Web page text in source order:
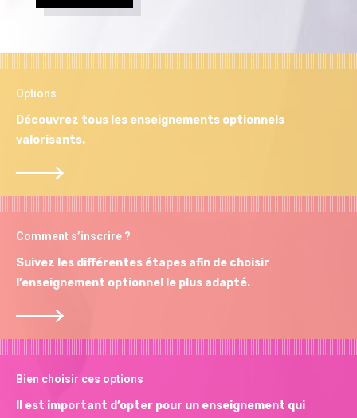
Options
Découvrez tous les enseignements optionnels
valorisants.
Comment s’inscrire ?
Suivez les différentes étapes afin de choisir
l’enseignement optionnel le plus adapté.
Bien choisir ces options
Il est important d’opter pour un enseignement qui